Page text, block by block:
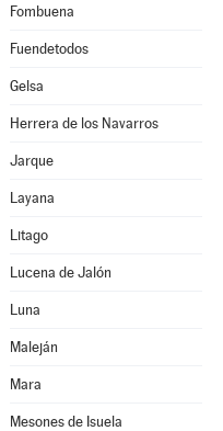
Fombuena
Fuendetodos
Gelsa
Herrera de los Navarros
Jarque
Layana
Litago
Lucena de Jalón
Luna
Maleján
Mara
Mesones de Isuela